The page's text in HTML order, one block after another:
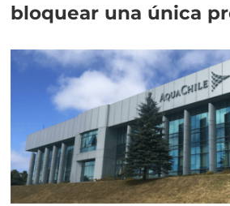
bloquear una única